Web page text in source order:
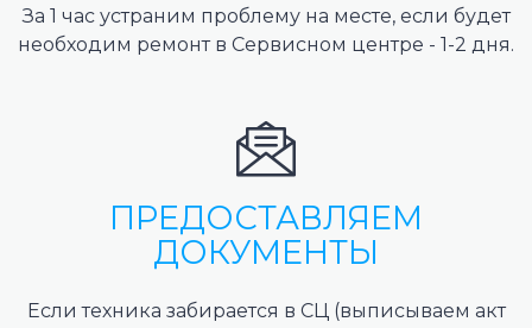
За 1 час устраним проблему на месте, если будет
необходим ремонт в Сервисном центре - 1-2 дня.
ПРЕДОСТАВЛЯЕМ
ДОКУМЕНТЫ
Если техника забирается в СЦ (выписываем акт